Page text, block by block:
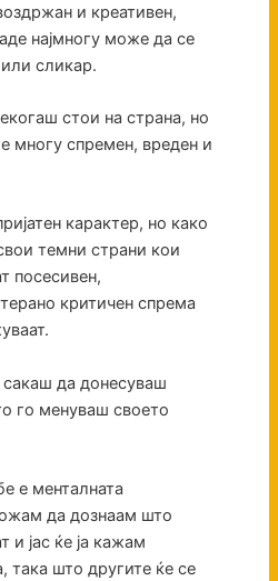
и креативен,
најмногу може да се
сликар.
стои на страна, но
многу спремен, вреден и
карактер, но како
темни страни кои
посесивен,
критичен спрема
да донесуваш
го менуваш своето
е менталната
да дознаам што
и јас ќе ја кажам
така што другите ќе се